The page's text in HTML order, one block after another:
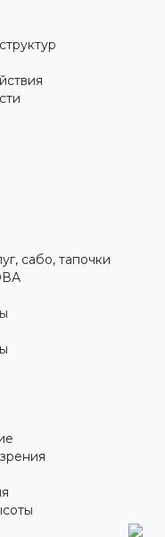
сабо, тапочки